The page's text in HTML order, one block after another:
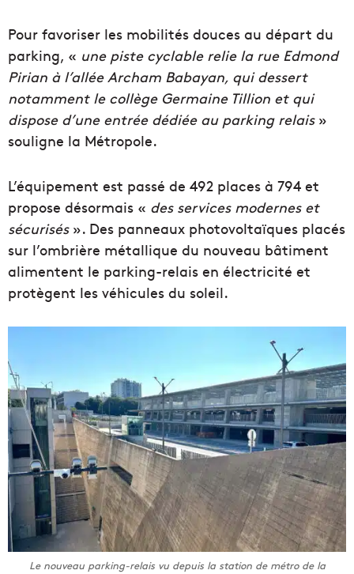
Pour favoriser les mobilités douces au départ du
parking, « une piste cyclable relie la rue Edmond
Pirian à l’allée Archam Babayan, qui dessert
notamment le collège Germaine Tillion et qui
dispose d’une entrée dédiée au parking relais»
souligne la Métropole.
L’équipement est passé de 492 places à 794 et
propose désormais « des services modernes et
sécurisés». Des panneaux photovoltaïques placés
sur l’ombrière métallique du nouveau bâtiment
alimentent le parking-relais en électricité et
protègent les véhicules du soleil.
Le nouveau parking-relais vu depuis la station de métro de la